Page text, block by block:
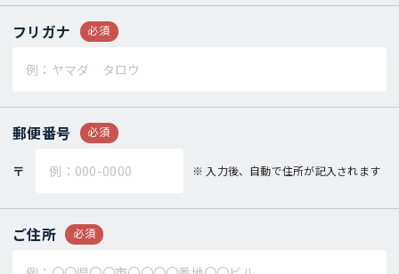
フリガナ 必須
郵便番号 必須
〒 入力後、自動で住所が記入されます
ご住所 必須